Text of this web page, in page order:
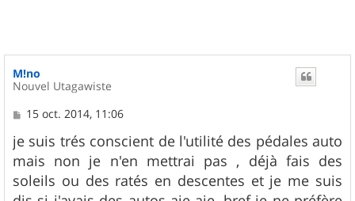
M!no
Nouvel Utagawiste
M
s
s
a
g
e
15 oct. 2014, 11:06
je suis trés conscient de l'utilité des pédales auto
mais non je n'en mettrai pas , déjà fais des
soleils ou des ratés en descentes et je me suis